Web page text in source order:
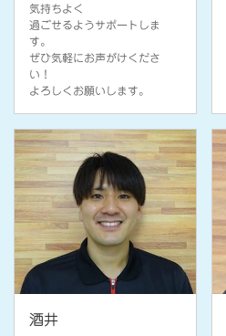
気持ちよく
過ごせるようサポートしま
す。
ぜひ気軽にお声がけくださ
い！
よろしくお願いします。
酒井